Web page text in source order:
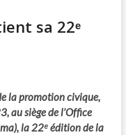
sa 22ᵉ
la promotion civique,
au siège de l’Office
la 22ᵉ édition de la